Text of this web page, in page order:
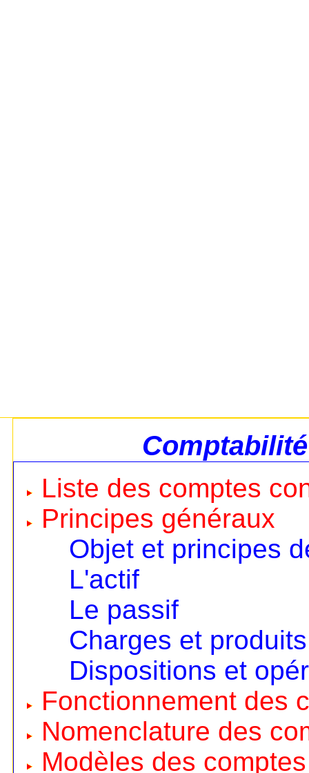
Liste des comptes
Principes généraux
Objet et principes
L'actif
Le passif
Charges et produits
Dispositions et
Fonctionnement des
Nomenclature des
Modèles des